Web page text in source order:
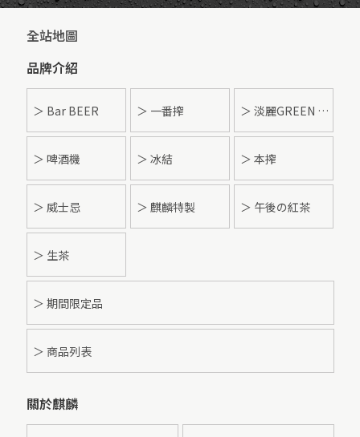
全站地圖
品牌介紹
＞ Bar BEER ＞ 一番搾 ＞ 淡麗GREEN LABEL
＞ 啤酒機 ＞ 冰結 ＞ 本搾
＞ 威士忌 ＞ 麒麟特製 ＞ 午後の紅茶
＞ 生茶
＞ 期間限定品
＞ 商品列表
關於麒麟